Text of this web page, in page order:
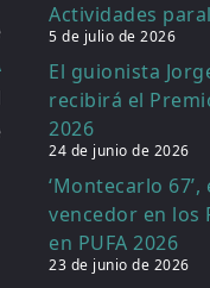
Actividades
5 de julio de 2026
El guionista
recibirá el
2026
24 de junio de 2026
‘Montecarlo
vencedor en los
en PUFA 2026
23 de junio de 2026